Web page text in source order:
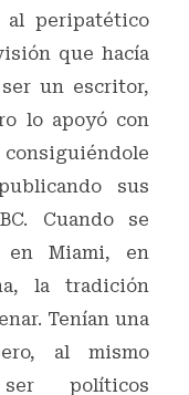
al peripatético
que hacía
un escritor,
lo apoyó con
sus
Cuando se
en Miami, en
la tradición
Tenían una
al mismo
políticos